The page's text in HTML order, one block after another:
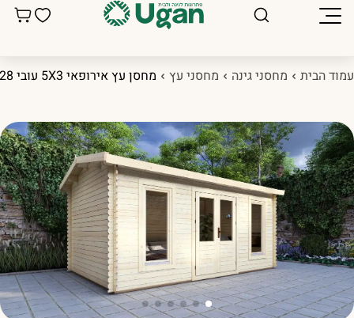
הבית מחסני גינה מחסני עץ מחסן עץ אירופאי 5X3 עובי 28 דגם Abigail